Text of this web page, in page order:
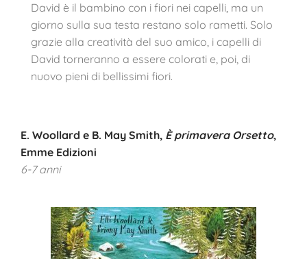
David è il bambino con i fiori nei capelli, ma un
giorno sulla sua testa restano solo rametti. Solo
grazie alla creatività del suo amico, i capelli di
David torneranno a essere colorati e, poi, di
nuovo pieni di bellissimi fiori.
E. Woollard e B. May Smith, È primavera Orsetto,
Emme Edizioni
6-7 anni